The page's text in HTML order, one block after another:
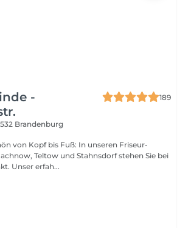
-
189
Brandenburg
von Kopf bis Fuß: In unseren Friseur-
Teltow und Stahnsdorf stehen Sie bei
Unser erfah...